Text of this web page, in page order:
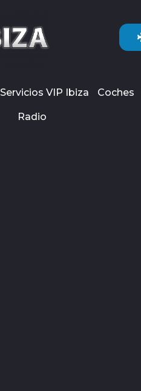
Servicios VIP Ibiza Coches
Radio